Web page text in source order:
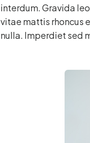
interdum. Gravida
vitae mattis rhoncus
nulla. Imperdiet sed